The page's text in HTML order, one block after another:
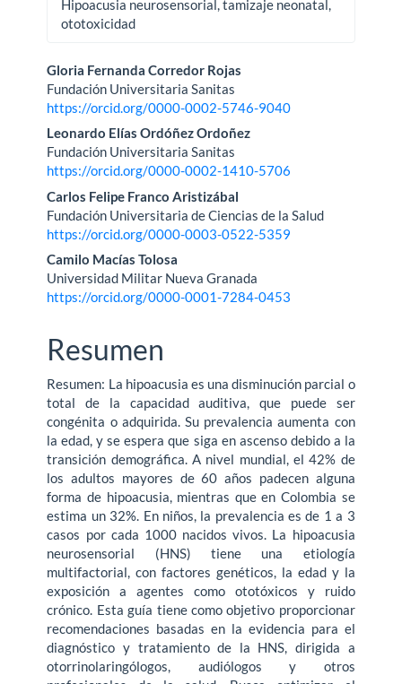
Hipoacusia neurosensorial, tamizaje neonatal,
ototoxicidad
Contenido
principal
del
artículo
Gloria Fernanda Corredor Rojas
Fundación Universitaria Sanitas
https://orcid.org/0000-0002-5746-9040
Leonardo Elías Ordóñez Ordoñez
Fundación Universitaria Sanitas
https://orcid.org/0000-0002-1410-5706
Carlos Felipe Franco Aristizábal
Fundación Universitaria de Ciencias de la Salud
https://orcid.org/0000-0003-0522-5359
Camilo Macías Tolosa
Universidad Militar Nueva Granada
https://orcid.org/0000-0001-7284-0453
Resumen
Resumen: La hipoacusia es una disminución parcial o
total de la capacidad auditiva, que puede ser
congénita o adquirida. Su prevalencia aumenta con
la edad, y se espera que siga en ascenso debido a la
transición demográfica. A nivel mundial, el 42% de
los adultos mayores de 60 años padecen alguna
forma de hipoacusia, mientras que en Colombia se
estima un 32%. En niños, la prevalencia es de 1 a 3
casos por cada 1000 nacidos vivos. La hipoacusia
neurosensorial (HNS) tiene una etiología
multifactorial, con factores genéticos, la edad y la
exposición a agentes como ototóxicos y ruido
crónico. Esta guía tiene como objetivo proporcionar
recomendaciones basadas en la evidencia para el
diagnóstico y tratamiento de la HNS, dirigida a
otorrinolaringólogos, audiólogos y otros